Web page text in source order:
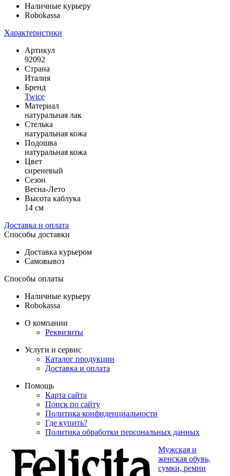
Наличные курьеру
Robokassa
Характеристики
Артикул
92092
Страна
Италия
Бренд
Twice
Материал
натуральная лак
Стелька
натуральная кожа
Подошва
натуральная кожа
Цвет
сиреневый
Сезон
Весна-Лето
Высота каблука
14 см
Доставка и оплата
Способы доставки
Доставка курьером
Самовывоз
Способы оплаты
Наличные курьеру
Robokassa
О компании
Реквизиты
Услуги и сервис
Каталог продукции
Доставка и оплата
Помощь
Карта сайта
Поиск по сайту
Политика конфиденциальности
Где купить?
Политика обработки персональных данных
Мужская и
женская обувь,
сумки, ремни